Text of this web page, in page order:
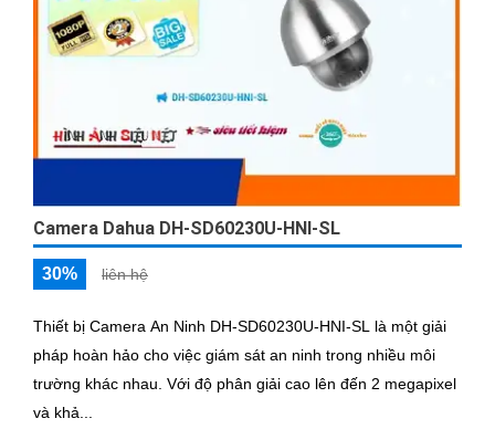
Camera Dahua DH-SD60230U-HNI-SL
30% liên hệ
Thiết bị Camera An Ninh DH-SD60230U-HNI-SL là một giải
pháp hoàn hảo cho việc giám sát an ninh trong nhiều môi
trường khác nhau. Với độ phân giải cao lên đến 2 megapixel
và khả...